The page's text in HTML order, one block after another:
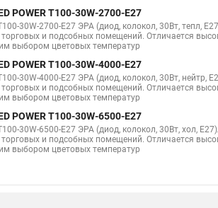
T100-30W-2700-E27
30W-2700-E27 ЭРА (диод, колокол, 30Вт, тепл,
и подсобных помещений. Отличается
выбором цветовых температур
T100-30W-4000-E27
30W-4000-E27 ЭРА (диод, колокол, 30Вт, нейтр,
и подсобных помещений. Отличается
выбором цветовых температур
T100-30W-6500-E27
30W-6500-E27 ЭРА (диод, колокол, 30Вт, хол,
и подсобных помещений. Отличается
выбором цветовых температур